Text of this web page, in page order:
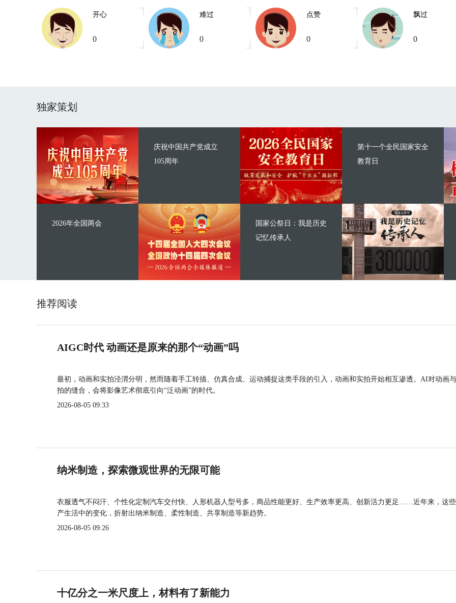
开心
0
难过
0
点赞
0
飘过
0
独家策划
庆祝中国共产党成立
105周年
2026年全国两会
第十一个全民国家安全
教育日
国家公祭日：我是历史
记忆传承人
推荐阅读
AIGC时代 动画还是原来的那个“动画”吗
最初，动画和实拍泾渭分明，然而随着手工转描、仿真合成、运动捕捉这类手段的引入，动画和实拍开始相互渗透。AI对动画
拍的缝合，会将影像艺术彻底引向“泛动画”的时代。
2026-08-05 09:33
纳米制造，探索微观世界的无限可能
衣服透气不闷汗、个性化定制汽车交付快、人形机器人型号多，商品性能更好、生产效率更高、创新活力更足……近年来，这
产生活中的变化，折射出纳米制造、柔性制造、共享制造等新趋势。
2026-08-05 09:26
十亿分之一米尺度上，材料有了新能力